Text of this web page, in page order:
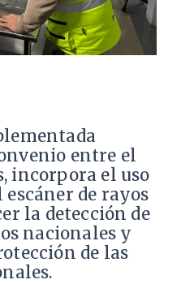
entre el
incorpora el uso
de rayos
la detección de
nacionales y
de las